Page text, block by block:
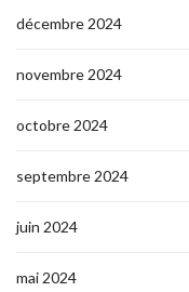
décembre 2024
novembre 2024
octobre 2024
septembre 2024
juin 2024
mai 2024